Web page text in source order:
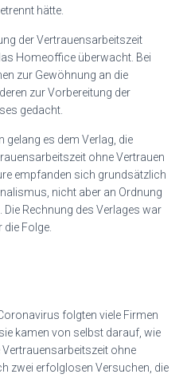
hätte.
der Vertrauensarbeitszeit
Homeoffice überwacht. Bei
zur Gewöhnung an die
zur Vorbereitung der
gedacht.
gelang es dem Verlag, die
ohne Vertrauen
empfanden sich grundsätzlich
nicht aber an Ordnung
Rechnung des Verlages war
Folge.
folgten viele Firmen
kamen von selbst darauf, wie
Vertrauensarbeitszeit ohne
zwei erfolglosen Versuchen, die